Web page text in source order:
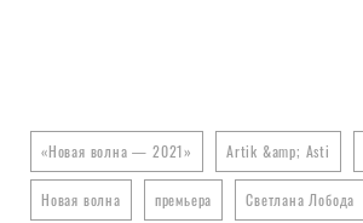
«Новая волна — 2021» Artik &amp; Asti
Новая волна премьера Светлана Лобода